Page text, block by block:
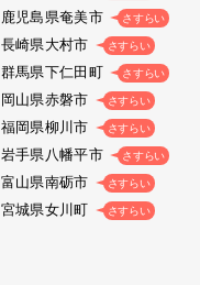
鹿児島県奄美市 さすらい
長崎県大村市 さすらい
群馬県下仁田町 さすらい
岡山県赤磐市 さすらい
福岡県柳川市 さすらい
岩手県八幡平市 さすらい
富山県南砺市 さすらい
宮城県女川町 さすらい